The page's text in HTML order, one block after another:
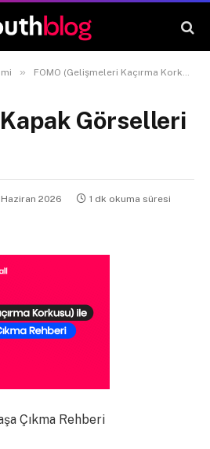
» FOMO (Gelişmeleri Kaçırma Korkusu) ile 5 Adımda Başa Çıkma Rehberi
Görselleri
Haziran 2026 1 dk okuma süresi
Çıkma Rehberi